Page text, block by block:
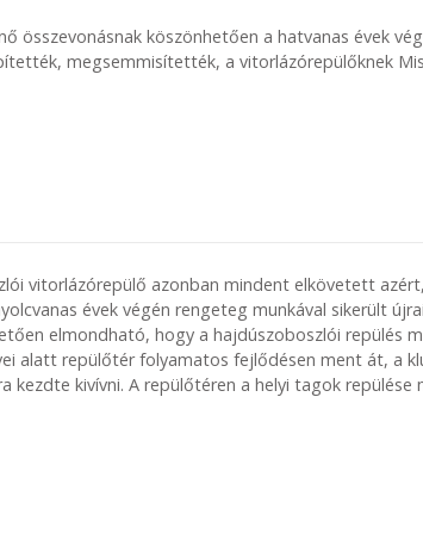
összevonásnak köszönhetően a hatvanas évek
megsemmisítették, a vitorlázórepülőknek
vitorlázórepülő azonban mindent elkövetett
évek végén rengeteg munkával sikerült
elmondható, hogy a hajdúszoboszlói repülés
alatt repülőtér folyamatos fejlődésen ment át, a
kezdte kivívni. A repülőtéren a helyi tagok